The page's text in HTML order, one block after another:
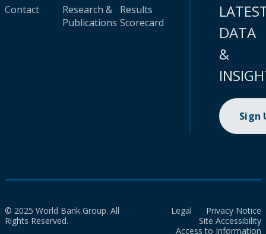
Contact
Research &
Publications
Results
Scorecard
DATA
&
Sign
© 2025 World Bank Group. All
Rights Reserved.
Legal
Privacy Notice
Site Accessibility
Access to Information